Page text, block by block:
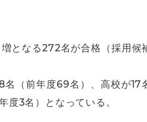
となる272名が合格（採用候
（前年度69名）、高校が17
3名）となっている。